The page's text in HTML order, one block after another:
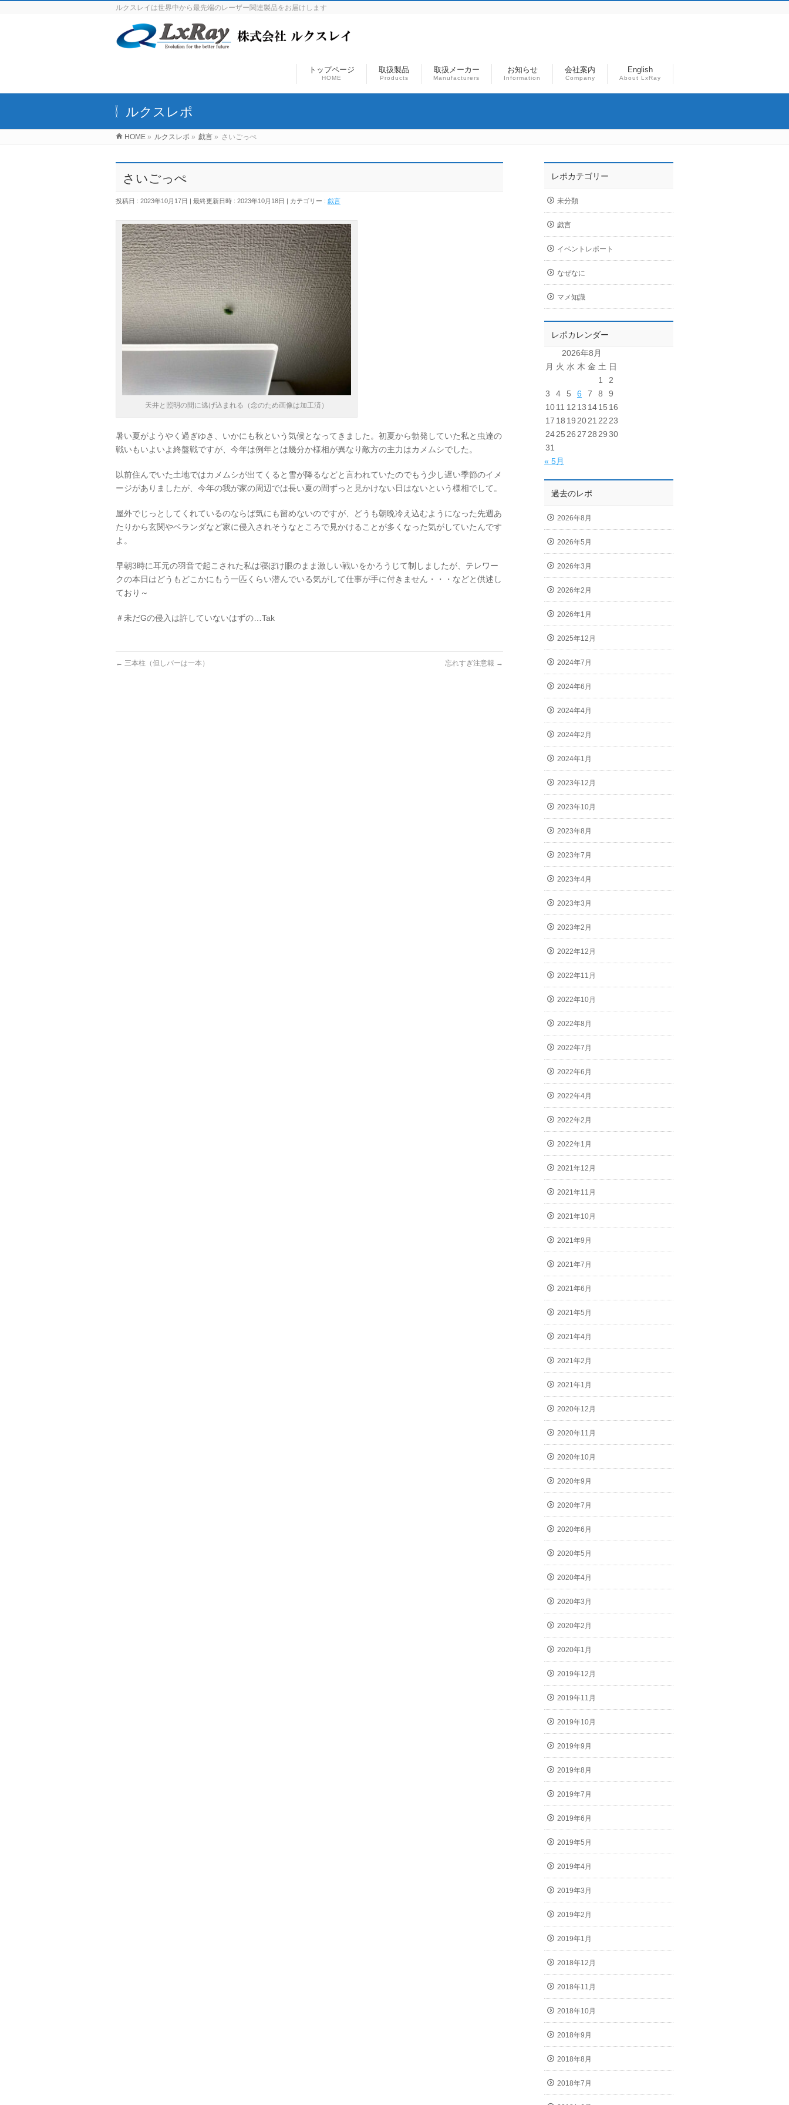
ルクスレイは世界中から最先端のレーザー関連製品をお届けします
トップページ
HOME
取扱製品
Products
取扱メーカー
Manufacturers
お知らせ
Information
会社案内
Company
English
About LxRay
ルクスレポ
HOME » ルクスレポ » 戯言 » さいごっぺ
さいごっぺ
投稿日 : 2023年10月17日 最終更新日時 : 2023年10月18日 カテゴリー : 戯言
天井と照明の間に逃げ込まれる（念のため画像は加工済）
暑い夏がようやく過ぎゆき、いかにも秋という気候となってきました。初夏から勃発していた私と虫達の
戦いもいよいよ終盤戦ですが、今年は例年とは幾分か様相が異なり敵方の主力はカメムシでした。
以前住んでいた土地ではカメムシが出てくると雪が降るなどと言われていたのでもう少し遅い季節のイメ
ージがありましたが、今年の我が家の周辺では長い夏の間ずっと見かけない日はないという様相でして。
屋外でじっとしてくれているのならば気にも留めないのですが、どうも朝晩冷え込むようになった先週あ
たりから玄関やベランダなど家に侵入されそうなところで見かけることが多くなった気がしていたんです
よ。
早朝3時に耳元の羽音で起こされた私は寝ぼけ眼のまま激しい戦いをかろうじて制しましたが、テレワー
クの本日はどうもどこかにもう一匹くらい潜んでいる気がして仕事が手に付きません・・・などと供述し
ており～
＃未だGの侵入は許していないはずの…Tak
← 三本柱（但しバーは一本） 忘れすぎ注意報 →
レポカテゴリー
未分類
戯言
イベントレポート
なぜなに
マメ知識
レポカレンダー
2026年8月
月 火 水 木 金 土 日
1
2
3
4 5 6 7 8
9
1011 12 13 1415 16
17 18 19 2021 22 23
2425 26 27 28 2930
31
« 5月
過去のレポ
2026年8月
2026年5月
2026年3月
2026年2月
2026年1月
2025年12月
2024年7月
2024年6月
2024年4月
2024年2月
2024年1月
2023年12月
2023年10月
2023年8月
2023年7月
2023年4月
2023年3月
2023年2月
2022年12月
2022年11月
2022年10月
2022年8月
2022年7月
2022年6月
2022年4月
2022年2月
2022年1月
2021年12月
2021年11月
2021年10月
2021年9月
2021年7月
2021年6月
2021年5月
2021年4月
2021年2月
2021年1月
2020年12月
2020年11月
2020年10月
2020年9月
2020年7月
2020年6月
2020年5月
2020年4月
2020年3月
2020年2月
2020年1月
2019年12月
2019年11月
2019年10月
2019年9月
2019年8月
2019年7月
2019年6月
2019年5月
2019年4月
2019年3月
2019年2月
2019年1月
2018年12月
2018年11月
2018年10月
2018年9月
2018年8月
2018年7月